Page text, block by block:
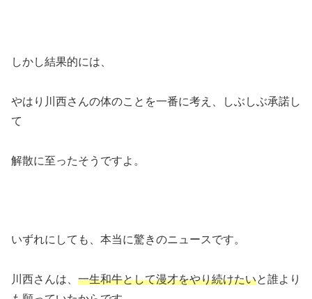
しかし結果的には、
やはり川西さんの体のことを一番に考え、しぶしぶ承諾し
て
解散に至ったそうですよ。
いずれにしても、本当に驚きのニュースです。
川西さんは、 一生和牛として漫才をやり続けたいと誰より